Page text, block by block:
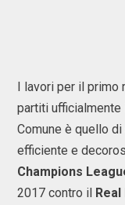
I lavori per il primo
partiti ufficialmente
Comune è quello
efficiente e
Champions
2017 contro il